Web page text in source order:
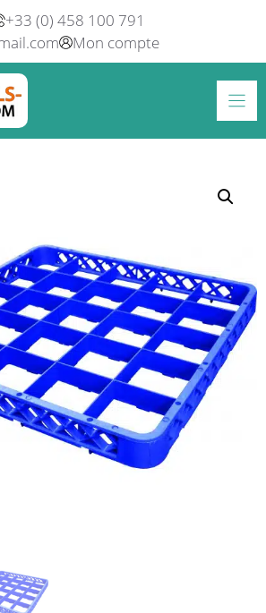
+33 (0) 458 100 791
Mon compte